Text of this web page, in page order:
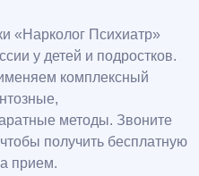
«Нарколог Психиатр»
у детей и подростков.
комплексный
методы. Звоните
получить бесплатную
прием.